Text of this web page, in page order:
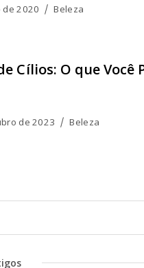
de 2020 Beleza
Cílios: O que Você
de 2023 Beleza